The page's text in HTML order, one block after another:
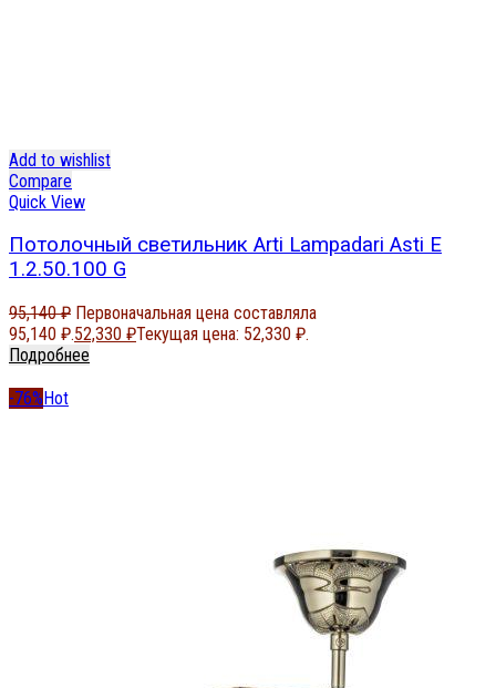
Add to wishlist
Compare
Quick View
Потолочный светильник Arti Lampadari Asti E
1.2.50.100 G
95,140₽ Первоначальная цена составляла
95,140 ₽.52,330 ₽Текущая цена: 52,330 ₽.
Подробнее
-76%Hot